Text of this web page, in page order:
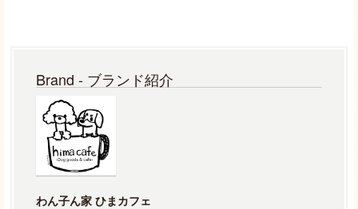
Brand - ブランド紹介
わん子ん家 ひまカフェ